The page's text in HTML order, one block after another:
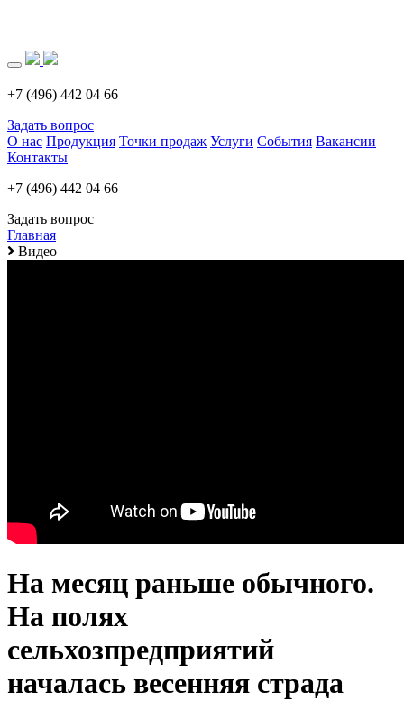
+7 (496) 442 04 66
Задать вопрос
О нас Продукция Точки продаж Услуги События Вакансии
Контакты
+7 (496) 442 04 66
Задать вопрос
Главная
Видео
На месяц раньше обычного.
На полях
сельхозпредприятий
началась весенняя страда